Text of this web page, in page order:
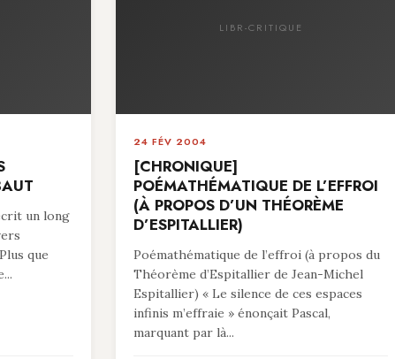
un long
que
LIBR-CRITIQUE
24 FÉV 2004
[CHRONIQUE]
POÉMATHÉMATIQUE DE L’EFFROI
(À PROPOS D’UN THÉORÈME
D’ESPITALLIER)
Poémathématique de l’effroi (à propos du
Théorème d’Espitallier de Jean-Michel
Espitallier) « Le silence de ces espaces
infinis m’effraie » énonçait Pascal,
marquant par là...